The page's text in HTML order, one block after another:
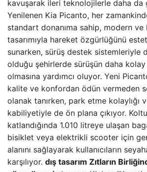
kavuşarak ileri teknolojilerle daha da
Yenilenen Kia Picanto, her
standart donanıma sahip, modern
tasarımıyla hareket özgürlüğünü
sunarken, sürüş destek sistemleriyle
olduğu şehirlerde sürüşün daha
olmasına yardımcı oluyor. Yeni
kalite ve konfordan ödün vermeden
olanak tanırken, park etme kolaylığı
kabiliyetiyle de ön plana çıkıyor.
katlandığında 1.010 litreye ulaşan
bisiklet veya elektrikli scooter için
alanını sağlayarak kullanıcıların
karşılıyor. dış tasarım Zıtların